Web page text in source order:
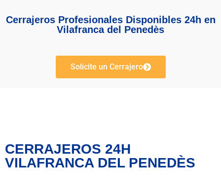
Cerrajeros Profesionales Disponibles 24h en
Vilafranca del Penedès
Solicite un Cerrajero
CERRAJEROS 24H
VILAFRANCA DEL PENEDÈS